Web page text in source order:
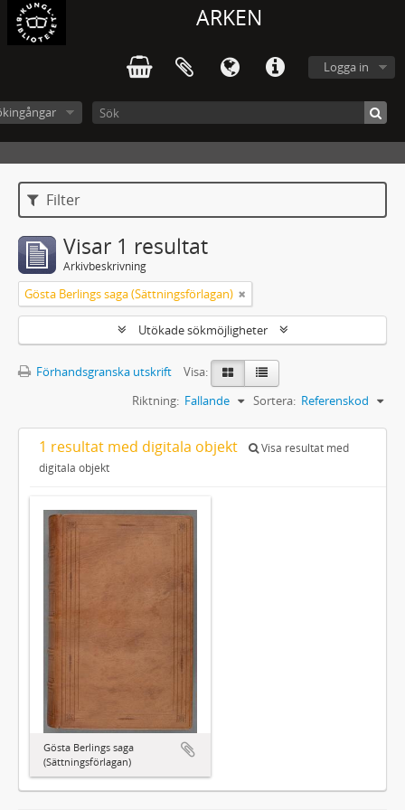
ARKEN
Logga in
Filter
Visar 1 resultat
Arkivbeskrivning
Gösta Berlings saga (Sättningsförlagan)
Utökade sökmöjligheter
Förhandsgranska utskrift
Visa:
Sortera: Referenskod
Riktning: Fallande
1 resultat med digitala objekt
Visa resultat med
digitala objekt
Gösta Berlings saga
(Sättningsförlagan)